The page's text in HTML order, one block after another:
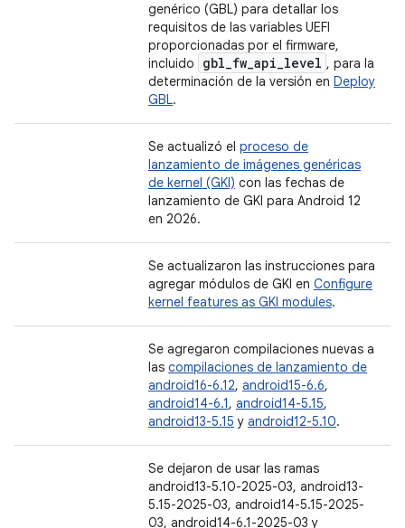
genérico (GBL) para detallar los
requisitos de las variables UEFI
proporcionadas por el firmware,
incluido
gbl_fw_api_level , para la
determinación de la versión en Deploy
GBL.
Se actualizó el proceso de
lanzamiento de imágenes genéricas
de kernel (GKI) con las fechas de
lanzamiento de GKI para Android 12
en 2026.
Se actualizaron las instrucciones para
agregar módulos de GKI en Configure
kernel features as GKI modules.
Se agregaron compilaciones nuevas a
las compilaciones de lanzamiento de
android16-6.12, android15-6.6,
android14-6.1, android14-5.15,
android13-5.15 y android12-5.10.
Se dejaron de usar las ramas
android13-5.10-2025-03, android13-
5.15-2025-03, android14-5.15-2025-
03, android14-6.1-2025-03 y